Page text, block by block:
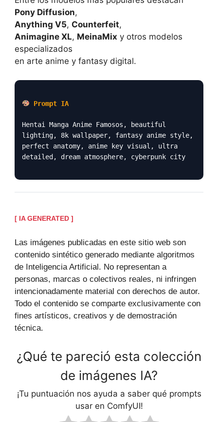
Pony Diffusion,
Anything V5, Counterfeit,
Animagine XL, MeinaMix y otros modelos
especializados
en arte anime y fantasy digital.
Prompt IA
Hentai Manga Anime Famosos, beautiful
lighting, 8k wallpaper, fantasy anime style,
perfect anatomy, anime key visual, ultra
detailed, dream atmosphere, cyberpunk city
[ IA GENERATED ]
Las imágenes publicadas en este sitio web son
contenido sintético generado mediante algoritmos
de Inteligencia Artificial. No representan a
personas, marcas o colectivos reales, ni infringen
intencionadamente material con derechos de autor.
Todo el contenido se comparte exclusivamente con
fines artísticos, creativos y de demostración
técnica.
¿Qué te pareció esta colección
de imágenes IA?
¡Tu puntuación nos ayuda a saber qué prompts
usar en ComfyUI!